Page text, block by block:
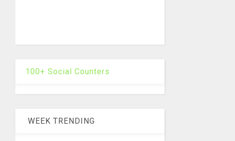
100+ Social Counters
WEEK TRENDING